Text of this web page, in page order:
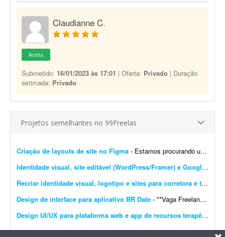
Claudianne C.
Aceita
Submetido: 16/01/2023 às 17:01 | Oferta: Privado | Duração
estimada: Privado
Projetos semelhantes no 99Freelas
Criação de layouts de site no Figma - Estamos procurando um designer com experiência em UI/UX para desenvolver os layouts de um site no Figma. O projeto contempla a criação do layout da página inicial e de p...
Identidade visual, site editável (WordPress/Framer) e Google Workspace
Recriar identidade visual, logotipo e sites para corretora e transportadora
Design de interface para aplicativo BR Date - **Vaga Freelancer - Web Designer** Estamos em busca de um(a) **Web Designer Freelancer** criativo(a) e comprometido(a) para desenvolver layouts modernos e funcionais para projetos web. Projeto pa...
Design UI/UX para plataforma web e app de recursos terapêuticos infantis